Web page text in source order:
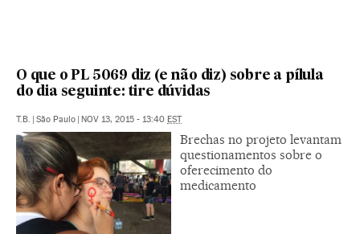
O que o PL 5069 diz (e não diz) sobre a pílula
do dia seguinte: tire dúvidas
T.B. | São Paulo | NOV 13, 2015 - 13:40 EST
Brechas no projeto levantam
questionamentos sobre o
oferecimento do
medicamento